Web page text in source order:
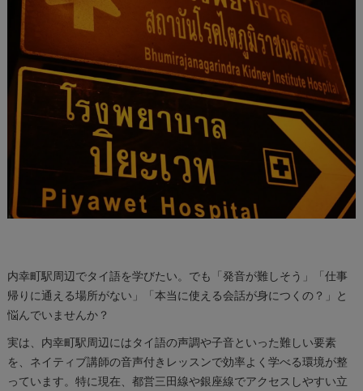
内幸町駅周辺でタイ語を学びたい。でも「発音が難しそう」「仕事
帰りに通える場所がない」「本当に使える会話が身につくの？」と
悩んでいませんか？
実は、内幸町駅周辺にはタイ語の声調や子音といった難しい要素
を、ネイティブ講師の音声付きレッスンで効率よく学べる環境が整
っています。特に現在、都営三田線や銀座線でアクセスしやすい立